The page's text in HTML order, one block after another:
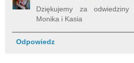
Dziękujemy za odwiedziny
Monika i Kasia
Odpowiedz